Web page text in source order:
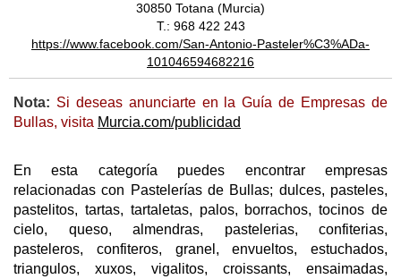
30850 Totana (Murcia)
T.: 968 422 243
https://www.facebook.com/San-Antonio-Pasteler%C3%ADa-
101046594682216
Nota: Si deseas anunciarte en la Guía de Empresas de
Bullas, visita Murcia.com/publicidad
En esta categoría puedes encontrar empresas
relacionadas con Pastelerías de Bullas; dulces, pasteles,
pastelitos, tartas, tartaletas, palos, borrachos, tocinos de
cielo, queso, almendras, pastelerias, confiterias,
pasteleros, confiteros, granel, envueltos, estuchados,
triangulos, xuxos, vigalitos, croissants, ensaimadas,